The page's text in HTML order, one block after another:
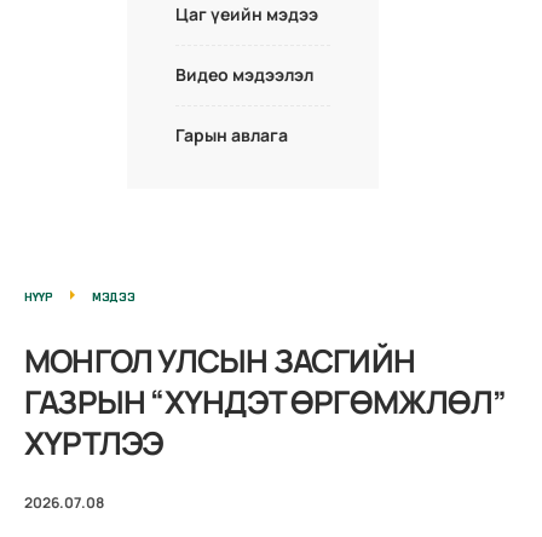
Цаг үеийн мэдээ
Видео мэдээлэл
Гарын авлага
НҮҮР МЭДЭЭ
МОНГОЛ УЛСЫН ЗАСГИЙН
ГАЗРЫН “ХҮНДЭТ ӨРГӨМЖЛӨЛ”
ХҮРТЛЭЭ
2026.07.08